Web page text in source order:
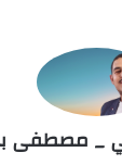
_ مصطفى